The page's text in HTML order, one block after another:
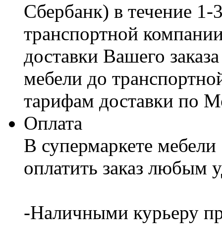
Сбербанк) в течение
транспортной
доставки Вашего
мебели до
тарифам доставки по
Оплата
В супермаркете
оплатить заказ любым
-Наличными курьеру